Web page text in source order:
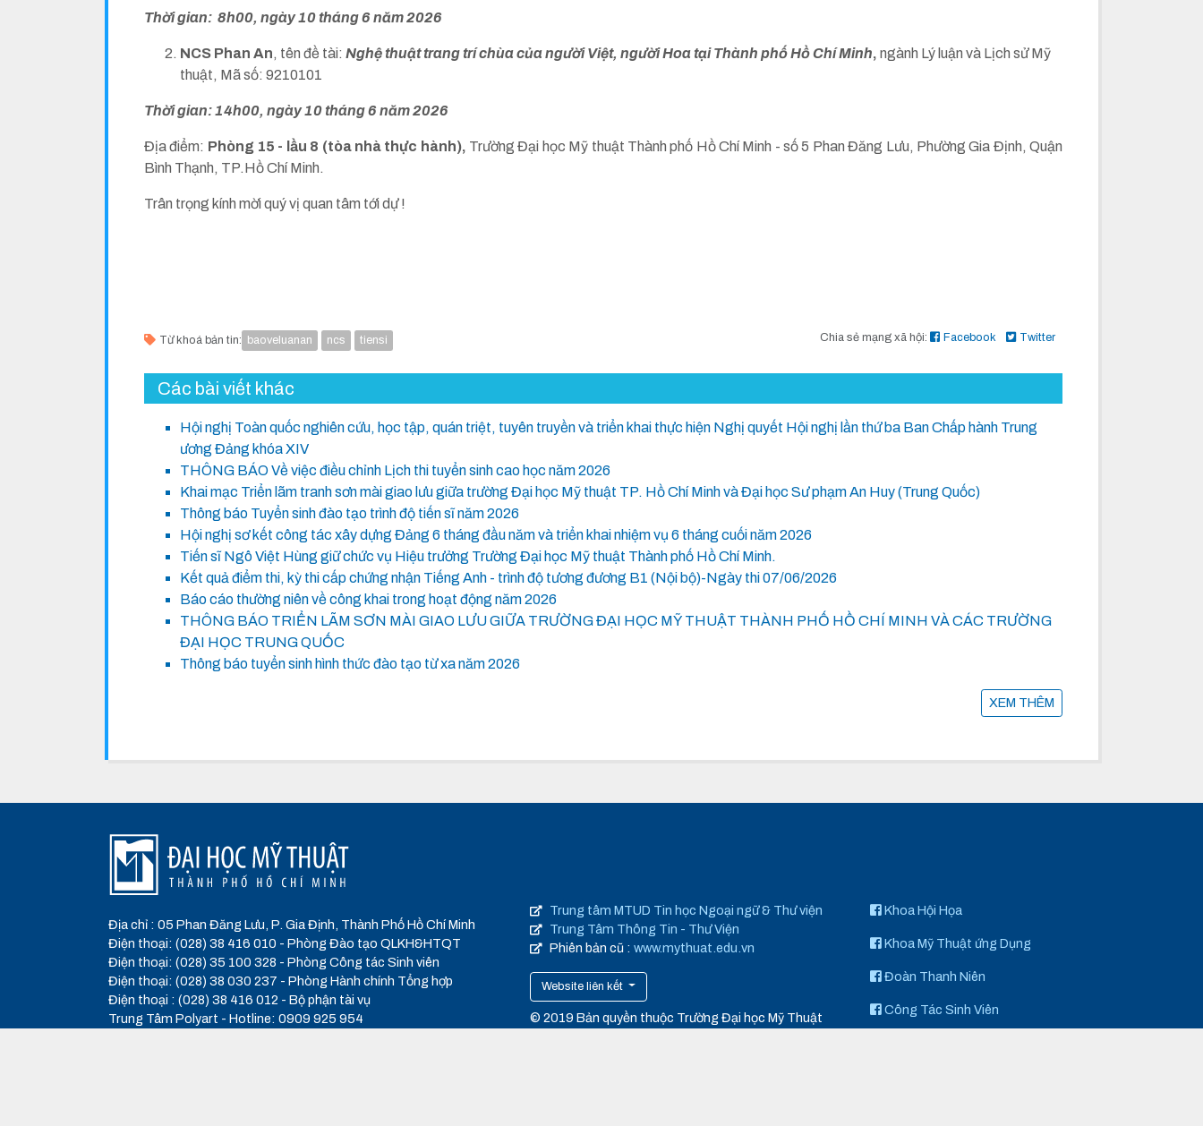
Thời gian: 8h00, ngày 10 tháng 6 năm 2026
NCS Phan An, tên đề tài: Nghệ thuật trang trí chùa của người Việt, người Hoa tại Thành phố Hồ Chí Minh, ngành Lý luận và Lịch sử Mỹ
thuật, Mã số: 9210101
Thời gian: 14h00, ngày 10 tháng 6 năm 2026
Địa điểm: Phòng 15 - lầu 8 (tòa nhà thực hành), Trường Đại học Mỹ thuật Thành phố Hồ Chí Minh - số 5 Phan Đăng Lưu, Phường Gia Định, Quận
Bình Thạnh, TP.Hồ Chí Minh.
Trân trọng kính mời quý vị quan tâm tới dự !
Từ khoá bản tin: baoveluanan ncs tiensi Chia sẻ mạng xã hội: Facebook Twitter
Các bài viết khác
Hội nghị Toàn quốc nghiên cứu, học tập, quán triệt, tuyên truyền và triển khai thực hiện Nghị quyết Hội nghị lần thứ ba Ban Chấp hành Trung
ương Đảng khóa XIV
THÔNG BÁO Về việc điều chỉnh Lịch thi tuyển sinh cao học năm 2026
Khai mạc Triển lãm tranh sơn mài giao lưu giữa trường Đại học Mỹ thuật TP. Hồ Chí Minh và Đại học Sư phạm An Huy (Trung Quốc)
Thông báo Tuyển sinh đào tạo trình độ tiến sĩ năm 2026
Hội nghị sơ kết công tác xây dựng Đảng 6 tháng đầu năm và triển khai nhiệm vụ 6 tháng cuối năm 2026
Tiến sĩ Ngô Việt Hùng giữ chức vụ Hiệu trưởng Trường Đại học Mỹ thuật Thành phố Hồ Chí Minh.
Kết quả điểm thi, kỳ thi cấp chứng nhận Tiếng Anh - trình độ tương đương B1 (Nội bộ)-Ngày thi 07/06/2026
Báo cáo thường niên về công khai trong hoạt động năm 2026
THÔNG BÁO TRIỂN LÃM SƠN MÀI GIAO LƯU GIỮA TRƯỜNG ĐẠI HỌC MỸ THUẬT THÀNH PHỐ HỒ CHÍ MINH VÀ CÁC TRƯỜNG
ĐẠI HỌC TRUNG QUỐC
Thông báo tuyển sinh hình thức đào tạo từ xa năm 2026
XEM THÊM
Địa chỉ : 05 Phan Đăng Lưu, P. Gia Định, Thành Phố Hồ Chí Minh
Điện thoại: (028) 38 416 010 - Phòng Đào tạo QLKH&HTQT
Điện thoại: (028) 35 100 328 - Phòng Công tác Sinh viên
Điện thoại: (028) 38 030 237 - Phòng Hành chính Tổng hợp
Điện thoại : (028) 38 416 012 - Bộ phận tài vụ
Trung Tâm Polyart - Hotline: 0909 925 954
Trung tâm MTUD Tin học Ngoại ngữ & Thư viện
Trung Tâm Thông Tin - Thư Viện
Phiên bản cũ : www.mythuat.edu.vn
Website liên kết
© 2019 Bản quyền thuộc Trường Đại học Mỹ Thuật
Khoa Hội Họa
Khoa Mỹ Thuật ứng Dụng
Đoàn Thanh Niên
Công Tác Sinh Viên